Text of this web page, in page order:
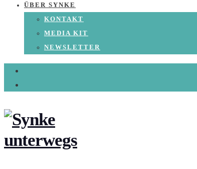
ÜBER SYNKE
KONTAKT
MEDIA KIT
NEWSLETTER